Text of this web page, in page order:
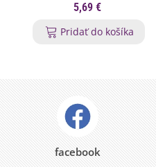
5,69 €
Pridať do košíka
facebook